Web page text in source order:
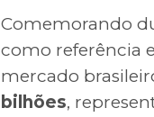
Comemorando
como referência
mercado
bilhões,